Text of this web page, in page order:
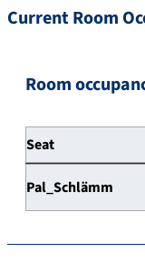
Current Room
Room
Seat
Pal_Schlämm